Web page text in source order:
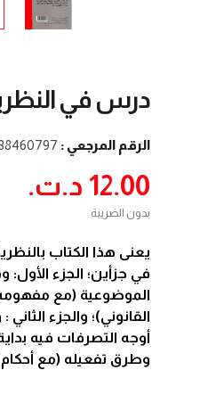
درس في
الرقم المرجعي :
12.00 د.ت.‏
بدون الضريبة
يعنى هذا الكتاب
في جزأين؛ الجزء
الموضوعية (مع
القانوني)؛ والجزء
أوجه التصرفات فيه
وطرق تفعيله (مع أحكام